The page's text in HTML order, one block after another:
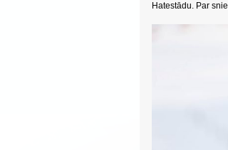
Hatestādu. Par